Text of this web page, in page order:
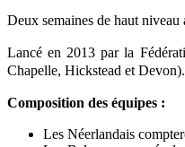
Deux semaines de haut
Lancé en 2013 par la
Chapelle, Hickstead et
Composition des équipes :
Les Néerlandais